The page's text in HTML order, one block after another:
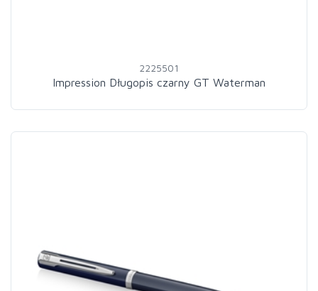
2225501
Impression Długopis czarny GT Waterman